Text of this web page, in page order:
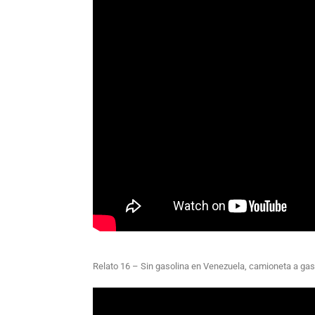
Relato 16 – Sin gasolina en Venezuela, camioneta a